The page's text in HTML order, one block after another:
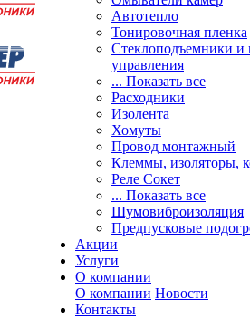
Автотепло
Тонировочная пленка
Стеклоподъемники и
управления
... Показать все
Расходники
Изолента
Хомуты
Провод монтажный
Клеммы, изоляторы,
Реле Сокет
... Показать все
Шумовиброизоляция
Предпусковые
Акции
Услуги
О компании
О компании Новости
Контакты